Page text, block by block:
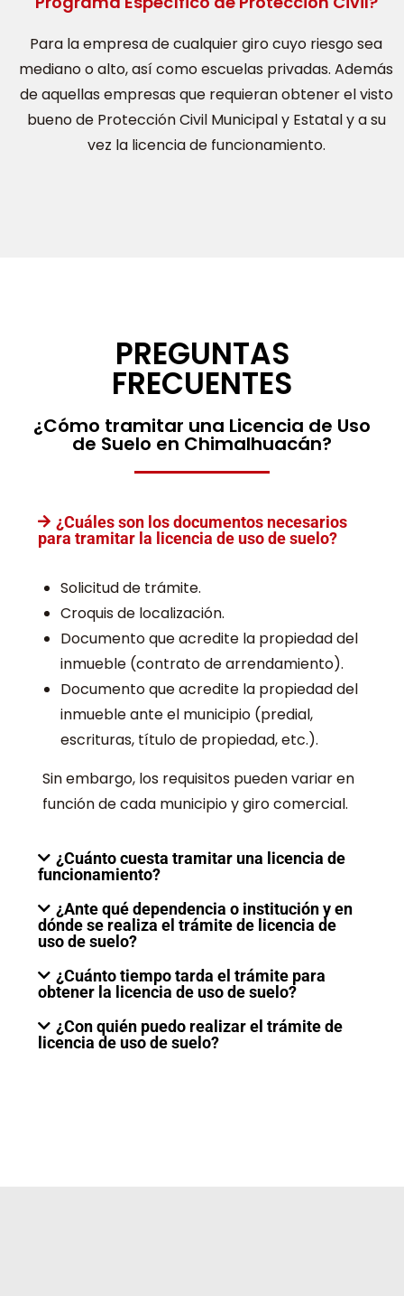
Para la empresa de cualquier giro cuyo riesgo sea
mediano o alto, así como escuelas privadas. Además
de aquellas empresas que requieran obtener el visto
bueno de Protección Civil Municipal y Estatal y a su
vez la licencia de funcionamiento.
PREGUNTAS
FRECUENTES
¿Cómo tramitar una Licencia de Uso
de Suelo en Chimalhuacán?
¿Cuáles son los documentos necesarios
para tramitar la licencia de uso de suelo?
Solicitud de trámite.
Croquis de localización.
Documento que acredite la propiedad del
inmueble (contrato de arrendamiento).
Documento que acredite la propiedad del
inmueble ante el municipio (predial,
escrituras, título de propiedad, etc.).
Sin embargo, los requisitos pueden variar en
función de cada municipio y giro comercial.
¿Cuánto cuesta tramitar una licencia de
funcionamiento?
¿Ante qué dependencia o institución y en
dónde se realiza el trámite de licencia de
uso de suelo?
¿Cuánto tiempo tarda el trámite para
obtener la licencia de uso de suelo?
¿Con quién puedo realizar el trámite de
licencia de uso de suelo?